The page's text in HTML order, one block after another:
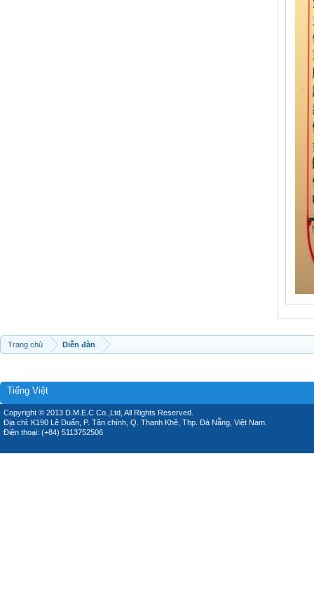
Trang chủ Diễn đàn
Tiếng Việt
Copyright © 2013 D.M.E.C Co.,Ltd, All Rights Reserved.
Địa chỉ: K190 Lê Duẩn, P. Tân chính, Q. Thanh Khê, Thp. Đà Nẵng, Việt Nam.
Điện thoại: (+84) 5113752506